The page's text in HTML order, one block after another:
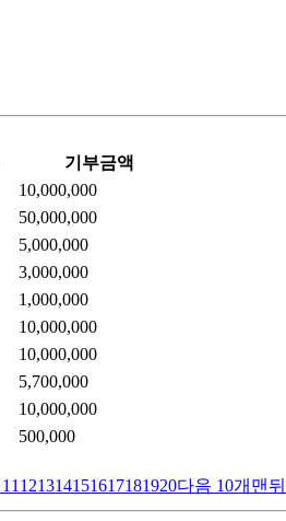
기부금액
10,000,000
50,000,000
5,000,000
3,000,000
1,000,000
10,000,000
10,000,000
5,700,000
10,000,000
500,000
11 121314151617181920다음 10개 맨